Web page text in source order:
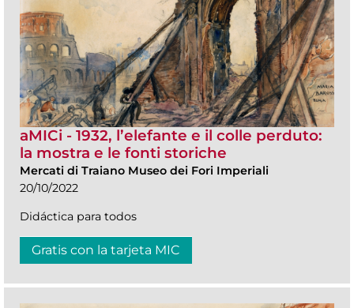
aMICi - 1932, l’elefante e il colle perduto:
la mostra e le fonti storiche
Mercati di Traiano Museo dei Fori Imperiali
20/10/2022
Didáctica para todos
Gratis con la tarjeta MIC